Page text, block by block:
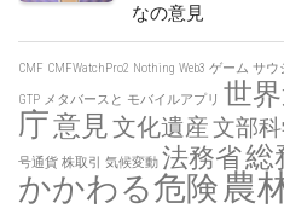
なの意見
CMF CMFWatchPro2 Nothing Web3 ゲーム サウ
GTP メタバースと モバイルアプリ 世
庁意見文化遺産文部
号通貨 株取引 気候変動 法務省総
かかわる危険 農